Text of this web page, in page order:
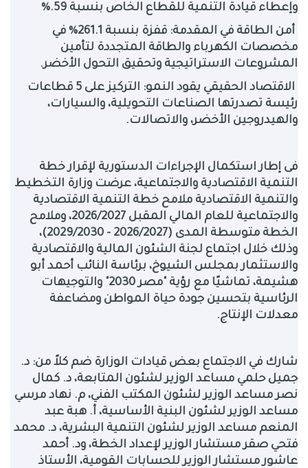
وإعطاء قيادة التنمية للقطاع الخاص بنسبة 59
%.
أمن الطاقة في المقدمة: قفزة بنسبة 261.1% في
مخصصات الكهرباء والطاقة المتجددة لتأمين
المشروعات الاستراتيجية وتحقيق التحول الأخضر.
الاقتصاد الحقيقي يقود النمو: التركيز على 5 قطاعات
رئيسة تصدرتها الصناعات التحويلية، والسيارات،
والهيدروجين الأخضر، والاتصالات.
فى إطار استكمال الإجراءات الدستورية لإقرار خطة
التنمية الاقتصادية والاجتماعية، عرضت وزارة التخطيط
والتنمية الاقتصادية ملامح خطة التنمية الاقتصادية
والاجتماعية للعام المالي المقبل 2026/2027، وملامح
الخطة متوسطة المدى (2026/2027 – 2029/2030)،
وذلك خلال اجتماع لجنة الشئون المالية والاقتصادية
والاستثمار بمجلس الشيوخ، برئاسة النائب أحمد أبو
هشيمة، تماشيًا مع رؤية "مصر 2030" والتوجيهات
الرئاسية بتحسين جودة حياة المواطن ومضاعفة
معدلات الإنتاج.
شارك في الاجتماع بعض قيادات الوزارة ضم كلاً من: د.
جميل حلمي مساعد الوزير لشئون المتابعة، د. كمال
نصر مساعد الوزير لشئون المكتب الفني، م. نهاد مرسي
مساعد الوزير لشئون البنية الأساسية، أ. هبة عبد
المنعم مساعد الوزير لشئون التنمية البشرية، د. محمد
فتحي صقر مستشار الوزير لإعداد الخطة، ود. أحمد
عاشور مستشار الوزير للحسابات القومية، الأستاذ